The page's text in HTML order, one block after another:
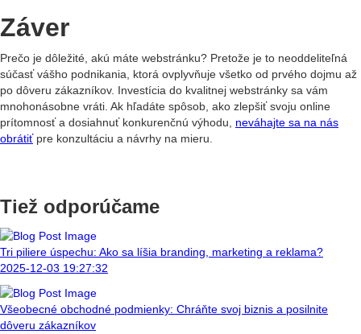
Záver
Prečo je dôležité, akú máte webstránku? Pretože je to neoddeliteľná
súčasť vášho podnikania, ktorá ovplyvňuje všetko od prvého dojmu až
po dôveru zákazníkov. Investícia do kvalitnej webstránky sa vám
mnohonásobne vráti. Ak hľadáte spôsob, ako zlepšiť svoju online
prítomnosť a dosiahnuť konkurenčnú výhodu, neváhajte sa na nás
obrátiťpre konzultáciu a návrhy na mieru.
Tiež odporúčame
Tri piliere úspechu: Ako sa líšia branding, marketing a reklama?
2025-12-03 19:27:32
Všeobecné obchodné podmienky: Chráňte svoj biznis a posilnite
dôveru zákazníkov